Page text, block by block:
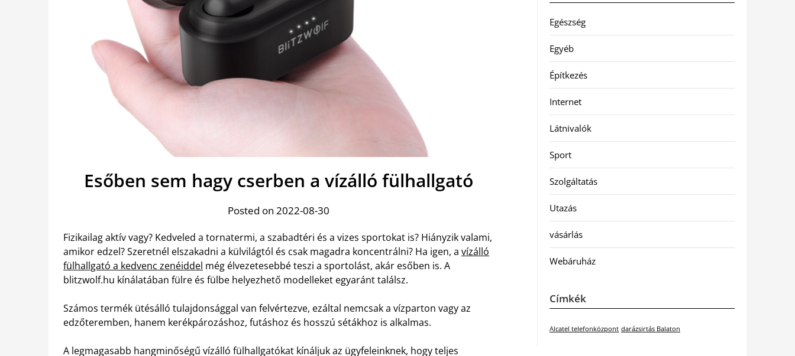
Esőben sem hagy cserben a vízálló fülhallgató
Posted on 2022-08-30
Fizikailag aktív vagy? Kedveled a tornatermi, a szabadtéri és a vizes sportokat is? Hiányzik valami,
amikor edzel? Szeretnél elszakadni a külvilágtól és csak magadra koncentrálni? Ha igen, a vízálló
fülhallgató a kedvenc zenéiddel még élvezetesebbé teszi a sportolást, akár esőben is. A
blitzwolf.hu kínálatában fülre és fülbe helyezhető modelleket egyaránt találsz.
Számos termék ütésálló tulajdonsággal van felvértezve, ezáltal nemcsak a vízparton vagy az
edzőteremben, hanem kerékpározáshoz, futáshoz és hosszú sétákhoz is alkalmas.
A legmagasabb hangminőségű vízálló fülhallgatókat kínáljuk az ügyfeleinknek, hogy teljes
Egészség
Egyéb
Építkezés
Internet
Látnivalók
Sport
Szolgáltatás
Utazás
vásárlás
Webáruház
Címkék
Alcatel telefonközpont darázsirtás Balaton